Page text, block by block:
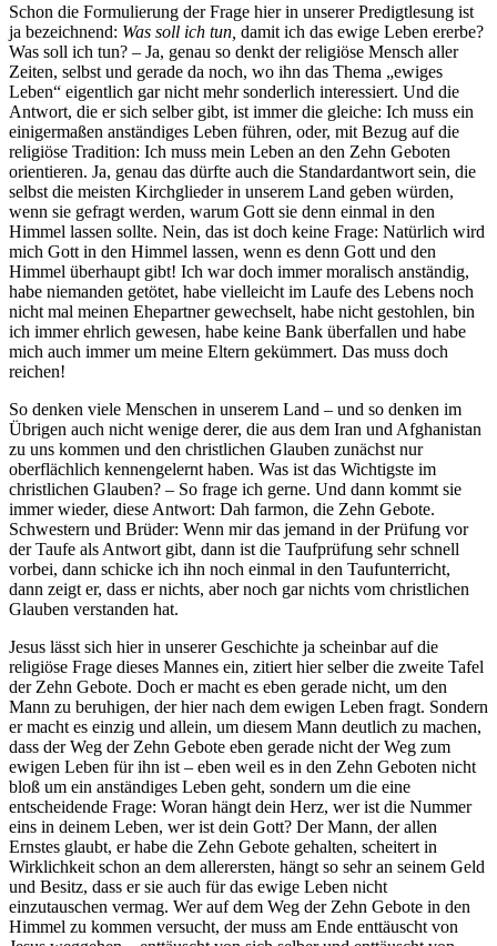
Schon die Formulierung der Frage hier in unserer Predigtlesung ist
ja bezeichnend: Was soll ich tun, damit ich das ewige Leben ererbe?
Was soll ich tun? – Ja, genau so denkt der religiöse Mensch aller
Zeiten, selbst und gerade da noch, wo ihn das Thema „ewiges
Leben“ eigentlich gar nicht mehr sonderlich interessiert. Und die
Antwort, die er sich selber gibt, ist immer die gleiche: Ich muss ein
einigermaßen anständiges Leben führen, oder, mit Bezug auf die
religiöse Tradition: Ich muss mein Leben an den Zehn Geboten
orientieren. Ja, genau das dürfte auch die Standardantwort sein, die
selbst die meisten Kirchglieder in unserem Land geben würden,
wenn sie gefragt werden, warum Gott sie denn einmal in den
Himmel lassen sollte. Nein, das ist doch keine Frage: Natürlich wird
mich Gott in den Himmel lassen, wenn es denn Gott und den
Himmel überhaupt gibt! Ich war doch immer moralisch anständig,
habe niemanden getötet, habe vielleicht im Laufe des Lebens noch
nicht mal meinen Ehepartner gewechselt, habe nicht gestohlen, bin
ich immer ehrlich gewesen, habe keine Bank überfallen und habe
mich auch immer um meine Eltern gekümmert. Das muss doch
reichen!
So denken viele Menschen in unserem Land – und so denken im
Übrigen auch nicht wenige derer, die aus dem Iran und Afghanistan
zu uns kommen und den christlichen Glauben zunächst nur
oberflächlich kennengelernt haben. Was ist das Wichtigste im
christlichen Glauben? – So frage ich gerne. Und dann kommt sie
immer wieder, diese Antwort: Dah farmon, die Zehn Gebote.
Schwestern und Brüder: Wenn mir das jemand in der Prüfung vor
der Taufe als Antwort gibt, dann ist die Taufprüfung sehr schnell
vorbei, dann schicke ich ihn noch einmal in den Taufunterricht,
dann zeigt er, dass er nichts, aber noch gar nichts vom christlichen
Glauben verstanden hat.
Jesus lässt sich hier in unserer Geschichte ja scheinbar auf die
religiöse Frage dieses Mannes ein, zitiert hier selber die zweite Tafel
der Zehn Gebote. Doch er macht es eben gerade nicht, um den
Mann zu beruhigen, der hier nach dem ewigen Leben fragt. Sondern
er macht es einzig und allein, um diesem Mann deutlich zu machen,
dass der Weg der Zehn Gebote eben gerade nicht der Weg zum
ewigen Leben für ihn ist – eben weil es in den Zehn Geboten nicht
bloß um ein anständiges Leben geht, sondern um die eine
entscheidende Frage: Woran hängt dein Herz, wer ist die Nummer
eins in deinem Leben, wer ist dein Gott? Der Mann, der allen
Ernstes glaubt, er habe die Zehn Gebote gehalten, scheitert in
Wirklichkeit schon an dem allerersten, hängt so sehr an seinem Geld
und Besitz, dass er sie auch für das ewige Leben nicht
einzutauschen vermag. Wer auf dem Weg der Zehn Gebote in den
Himmel zu kommen versucht, der muss am Ende enttäuscht von